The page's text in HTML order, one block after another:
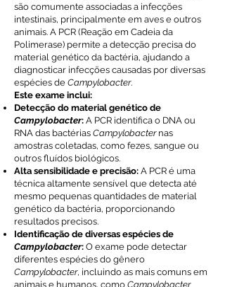
são comumente associadas a infecções
intestinais, principalmente em aves e outros
animais. A PCR (Reação em Cadeia da
Polimerase) permite a detecção precisa do
material genético da bactéria, ajudando a
diagnosticar infecções causadas por diversas
espécies de Campylobacter.
Este exame inclui:
Detecção do material genético de
Campylobacter: A PCR identifica o DNA ou
RNA das bactérias Campylobacternas
amostras coletadas, como fezes, sangue ou
outros fluídos biológicos.
Alta sensibilidade e precisão: A PCR é uma
técnica altamente sensível que detecta até
mesmo pequenas quantidades de material
genético da bactéria, proporcionando
resultados precisos.
Identificação de diversas espécies de
Campylobacter: O exame pode detectar
diferentes espécies do gênero
Campylobacter, incluindo as mais comuns em
animais e humanos, como Campylobacter